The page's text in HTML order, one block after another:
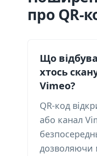
про QR-
Що
хтось
Vimeo?
QR-код
або канал
дозволяючи